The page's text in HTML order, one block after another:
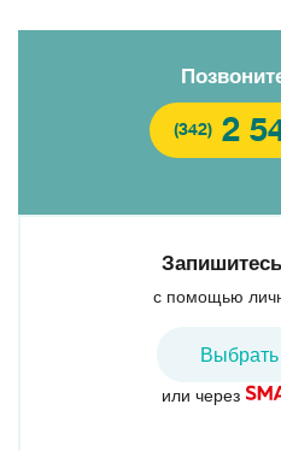
(342) 2
с помощью
или через